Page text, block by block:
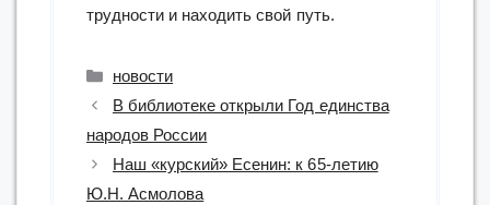
трудности и находить свой путь.
Рубрики
новости
В библиотеке открыли Год единства
народов России
Наш «курский» Есенин: к 65-летию
Ю.Н. Асмолова